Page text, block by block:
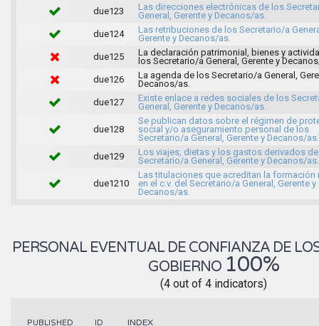
due123
Las direcciones electrónicas de los
General, Gerente y Decanos/as.
due124
Las retribuciones de los Secretario/a
Gerente y Decanos/as.
due125
La declaración patrimonial, bienes y
los Secretario/a General, Gerente y
due126
La agenda de los Secretario/a General,
Decanos/as.
due127
Existe enlace a redes sociales de los
General, Gerente y Decanos/as.
due128
Se publican datos sobre el régimen de
social y/o aseguramiento personal de los
Secretario/a General, Gerente y Decanos/as.
due129
Los viajes, dietas y los gastos derivados
Secretario/a General, Gerente y Decanos/as.
due1210
Las titulaciones que acreditan la formación
en el c.v. del Secretario/a General, Gerente y
Decanos/as.
PERSONAL EVENTUAL DE CONFIANZA DE
GOBIERNO 100%
(4 out of 4 indicators)
PUBLISHED ID INDEX